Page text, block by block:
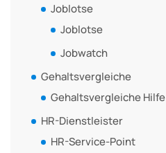
Joblotse
Joblotse
Jobwatch
Gehaltsvergleiche
Gehaltsvergleiche Hilfe
HR-Dienstleister
HR-Service-Point